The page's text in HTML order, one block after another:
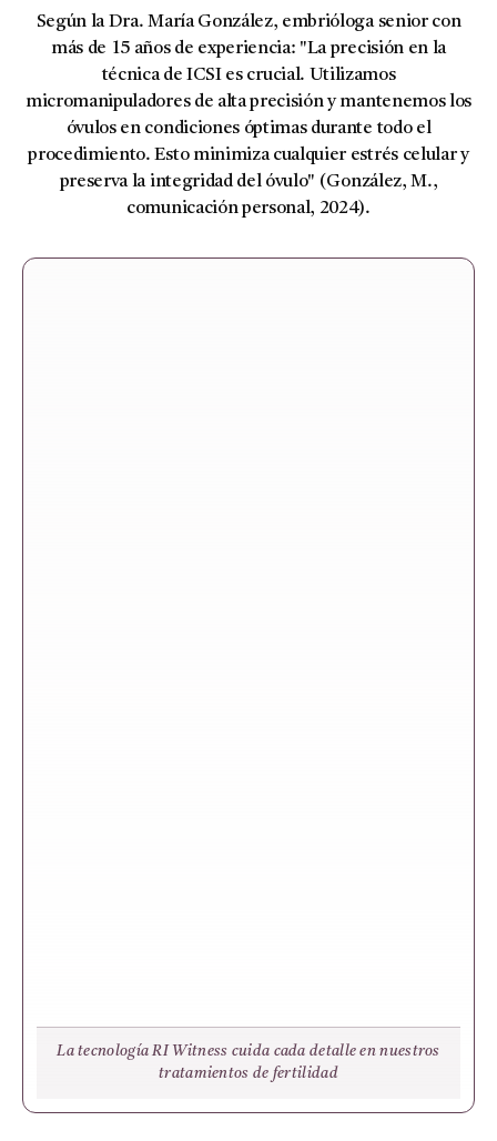
Según la Dra. María González, embrióloga senior con
más de 15 años de experiencia: "La precisión en la
técnica de ICSI es crucial. Utilizamos
micromanipuladores de alta precisión y mantenemos los
óvulos en condiciones óptimas durante todo el
procedimiento. Esto minimiza cualquier estrés celular y
preserva la integridad del óvulo" (González, M.,
comunicación personal, 2024).
La tecnología RI Witness cuida cada detalle en nuestros
tratamientos de fertilidad